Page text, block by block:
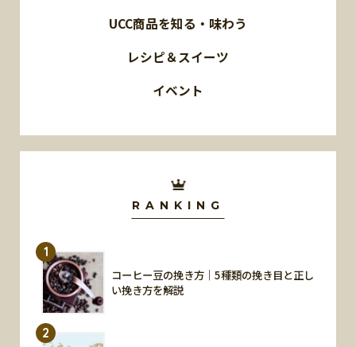
UCC商品を知る・味わう
レシピ＆スイーツ
イベント
RANKING
1
コーヒー豆の挽き方｜5種類の挽き目と正し
い挽き方を解説
2